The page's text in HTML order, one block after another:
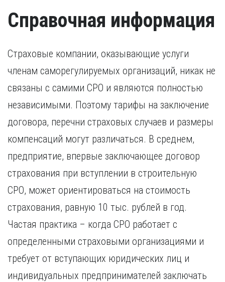
квалификации в течение последних пяти лет. В случае,
если повышение квалификации проходило за пределами
России, требуется копия свидетельства о признании
Справочная информация
Страховые компании, оказывающие услуги
членам саморегулируемых организаций, никак не
связаны с самими СРО и являются полностью
независимыми. Поэтому тарифы на заключение
договора, перечни страховых случаев и размеры
компенсаций могут различаться. В среднем,
предприятие, впервые заключающее договор
страхования при вступлении в строительную
СРО, может ориентироваться на стоимость
страхования, равную 10 тыс. рублей в год.
Частая практика – когда СРО работает с
определенными страховыми организациями и
требует от вступающих юридических лиц и
индивидуальных предпринимателей заключать